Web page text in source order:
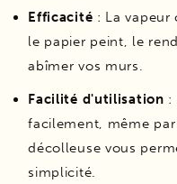
Efficacité : La vapeur
le papier peint, le
abîmer vos murs.
Facilité d'utilisation :
facilement, même
décolleuse vous
simplicité.